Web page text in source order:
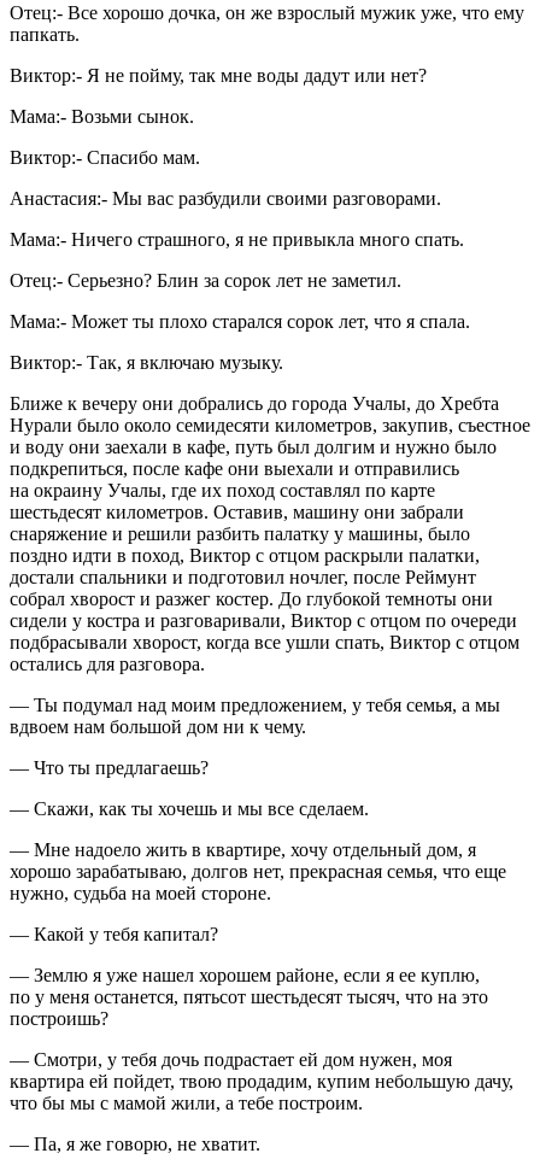
Отец:- Все хорошо дочка, он же взрослый мужик уже, что ему
папкать.
Виктор:- Я не пойму, так мне воды дадут или нет?
Мама:- Возьми сынок.
Виктор:- Спасибо мам.
Анастасия:- Мы вас разбудили своими разговорами.
Мама:- Ничего страшного, я не привыкла много спать.
Отец:- Серьезно? Блин за сорок лет не заметил.
Мама:- Может ты плохо старался сорок лет, что я спала.
Виктор:- Так, я включаю музыку.
Ближе к вечеру они добрались до города Учалы, до Хребта
Нурали было около семидесяти километров, закупив, съестное
и воду они заехали в кафе, путь был долгим и нужно было
подкрепиться, после кафе они выехали и отправились
на окраину Учалы, где их поход составлял по карте
шестьдесят километров. Оставив, машину они забрали
снаряжение и решили разбить палатку у машины, было
поздно идти в поход, Виктор с отцом раскрыли палатки,
достали спальники и подготовил ночлег, после Реймунт
собрал хворост и разжег костер. До глубокой темноты они
сидели у костра и разговаривали, Виктор с отцом по очереди
подбрасывали хворост, когда все ушли спать, Виктор с отцом
остались для разговора.
— Ты подумал над моим предложением, у тебя семья, а мы
вдвоем нам большой дом ни к чему.
— Что ты предлагаешь?
— Скажи, как ты хочешь и мы все сделаем.
— Мне надоело жить в квартире, хочу отдельный дом, я
хорошо зарабатываю, долгов нет, прекрасная семья, что еще
нужно, судьба на моей стороне.
— Какой у тебя капитал?
— Землю я уже нашел хорошем районе, если я ее куплю,
по у меня останется, пятьсот шестьдесят тысяч, что на это
построишь?
— Смотри, у тебя дочь подрастает ей дом нужен, моя
квартира ей пойдет, твою продадим, купим небольшую дачу,
что бы мы с мамой жили, а тебе построим.
— Па, я же говорю, не хватит.